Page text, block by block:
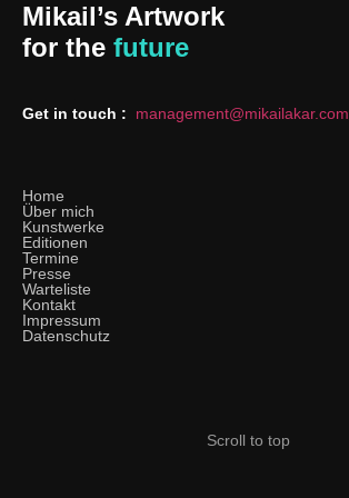
Mikail’s Artwork
for the future
Get in touch : management@mikailakar.com
Home
Über mich
Kunstwerke
Editionen
Termine
Presse
Warteliste
Kontakt
Impressum
Datenschutz
Scroll to top